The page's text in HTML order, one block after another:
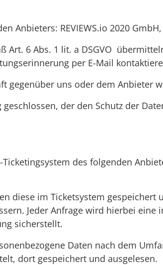
Anbieters: REVIEWS.io 2020
6 Abs. 1 lit. a DSGVO
per E-Mail
gegenüber uns oder dem Anbieter
der den Schutz der
des folgenden
diese im Ticketsystem
Jeder Anfrage wird hierbei
sicherstellt.
Daten nach dem
dort gespeichert und ausgelesen.